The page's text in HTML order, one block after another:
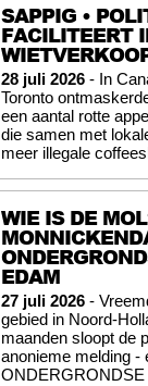
SAPPIG •
FACILITEERT
28 juli 2026 - In
Toronto
een aantal rotte
die samen met
meer illegale
WIE IS DE
EDAM
27 juli 2026 -
gebied in Noord-
maanden sloopt de
anonieme melding -
ONDERGRONDSE